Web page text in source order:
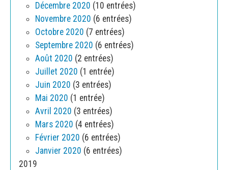
Décembre 2020 (10 entrées)
Novembre 2020 (6 entrées)
Octobre 2020 (7 entrées)
Septembre 2020 (6 entrées)
Août 2020 (2 entrées)
Juillet 2020 (1 entrée)
Juin 2020 (3 entrées)
Mai 2020 (1 entrée)
Avril 2020 (3 entrées)
Mars 2020 (4 entrées)
Février 2020 (6 entrées)
Janvier 2020 (6 entrées)
2019